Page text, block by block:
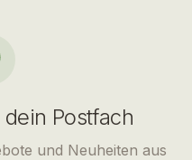
Postfach
und Neuheiten aus